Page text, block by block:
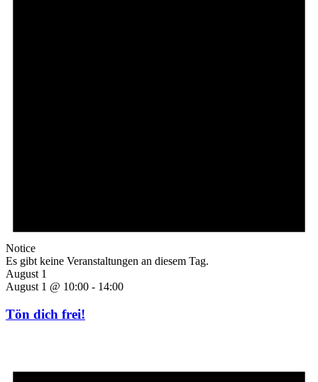
Notice
Es gibt keine Veranstaltungen an diesem Tag.
August 1
August 1 @ 10:00 - 14:00
Tön dich frei!